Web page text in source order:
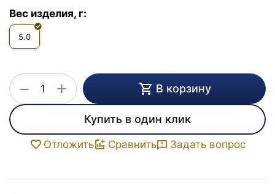
Вес изделия, г:
5.0
+
− В корзину
Купить в один клик
Отложить Сравнить Задать вопрос